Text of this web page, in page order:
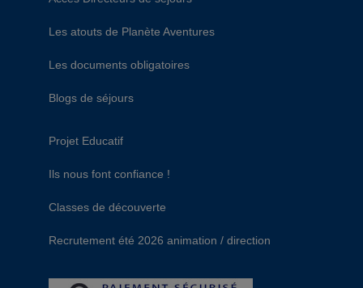
Les atouts de Planète Aventures
Les documents obligatoires
Blogs de séjours
Projet Educatif
Ils nous font confiance !
Classes de découverte
Recrutement été 2026 animation / direction